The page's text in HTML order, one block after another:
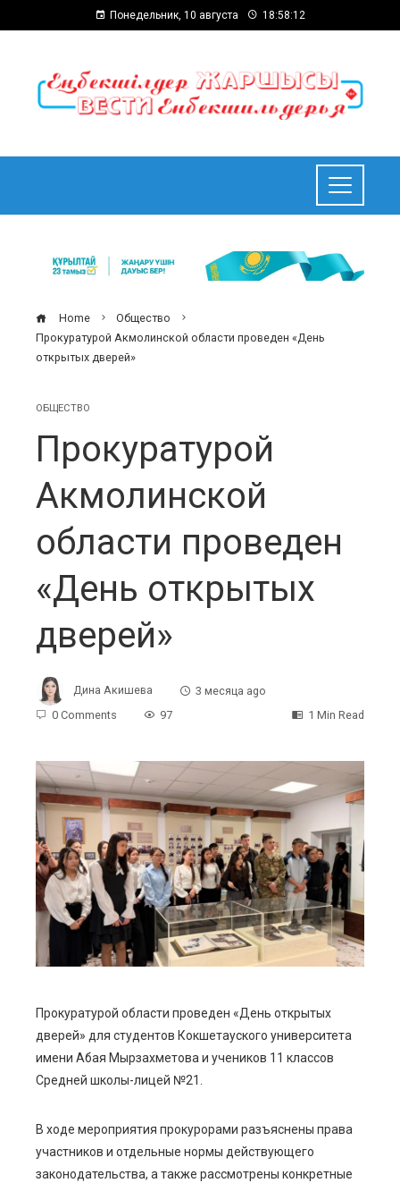
Понедельник, 10 августа 18:58:13
Home
Общество
Прокуратурой Акмолинской области проведен «День
открытых дверей»
ОБЩЕСТВО
Прокуратурой
Акмолинской
области проведен
«День открытых
дверей»
Дина Акишева
3 месяца ago
0 Comments
97 1 Min Read
Прокуратурой области проведен «День открытых
дверей» для студентов Кокшетауского университета
имени Абая Мырзахметова и учеников 11 классов
Средней школы-лицей №21.
В ходе мероприятия прокурорами разъяснены права
участников и отдельные нормы действующего
законодательства, а также рассмотрены конкретные